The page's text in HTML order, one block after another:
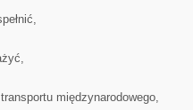
międzynarodowego,